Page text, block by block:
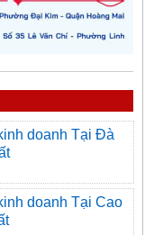
doanh Tại Đà
doanh Tại Cao